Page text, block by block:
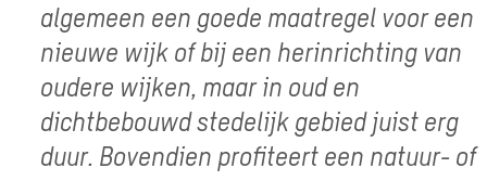
algemeen een goede maatregel voor een
nieuwe wijk of bij een herinrichting van
oudere wijken, maar in oud en
dichtbebouwd stedelijk gebied juist erg
duur. Bovendien profiteert een natuur- of